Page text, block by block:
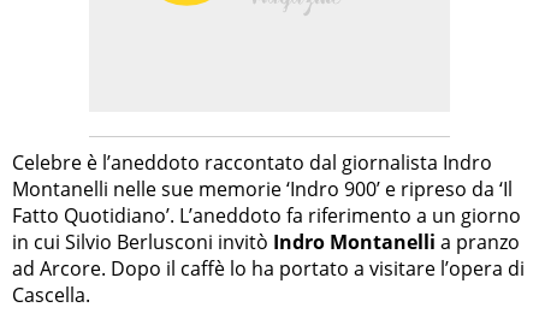
Celebre è l’aneddoto raccontato dal giornalista Indro
Montanelli nelle sue memorie ‘Indro 900’ e ripreso da ‘Il
Fatto Quotidiano’. L’aneddoto fa riferimento a un giorno
in cui Silvio Berlusconi invitò Indro Montanelli a pranzo
ad Arcore. Dopo il caffè lo ha portato a visitare l’opera di
Cascella.